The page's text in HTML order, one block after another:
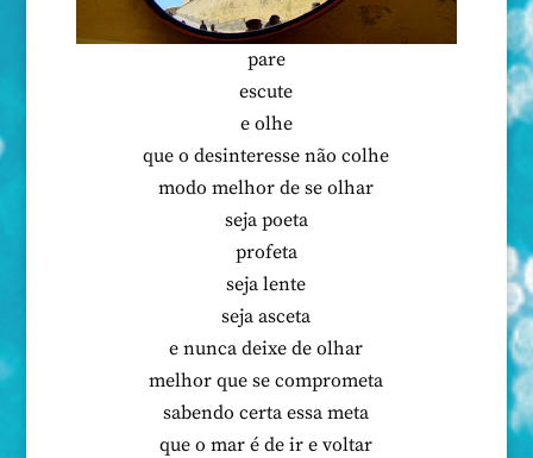
pare
escute
e olhe
que o desinteresse não colhe
modo melhor de se olhar
seja poeta
profeta
seja lente
seja asceta
e nunca deixe de olhar
melhor que se comprometa
sabendo certa essa meta
que o mar é de ir e voltar